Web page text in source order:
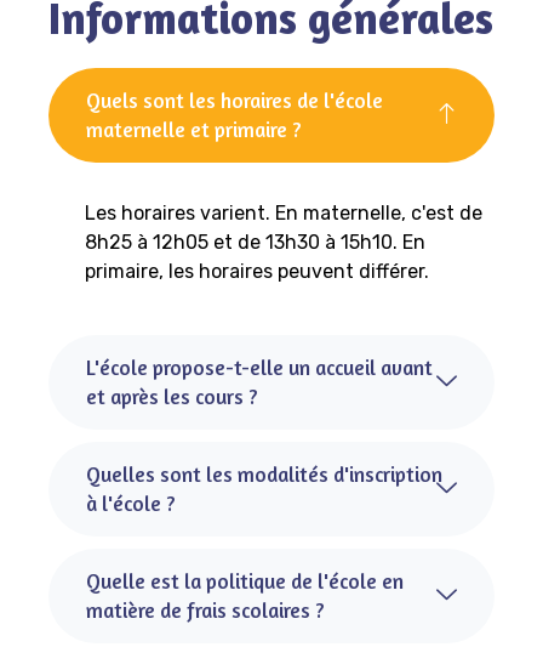
Informations générales
Quels sont les horaires de l'école
maternelle et primaire ?
Les horaires varient. En maternelle, c'est de
8h25 à 12h05 et de 13h30 à 15h10. En
primaire, les horaires peuvent différer.
L'école propose-t-elle un accueil avant
et après les cours ?
Quelles sont les modalités d'inscription
à l'école ?
Quelle est la politique de l'école en
matière de frais scolaires ?